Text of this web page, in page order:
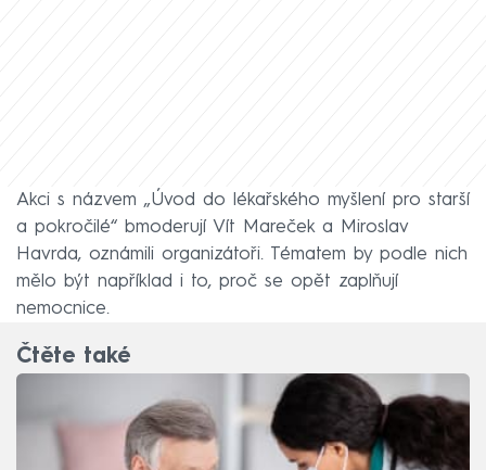
Akci s názvem „Úvod do lékařského myšlení pro starší
a pokročilé“ bmoderují Vít Mareček a Miroslav
Havrda, oznámili organizátoři. Tématem by podle nich
mělo být například i to, proč se opět zaplňují
nemocnice.
Čtěte také